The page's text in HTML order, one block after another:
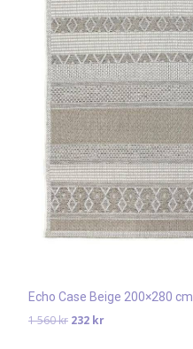
Echo Case Beige 200×280 cm
1 560kr Det
232 krDet